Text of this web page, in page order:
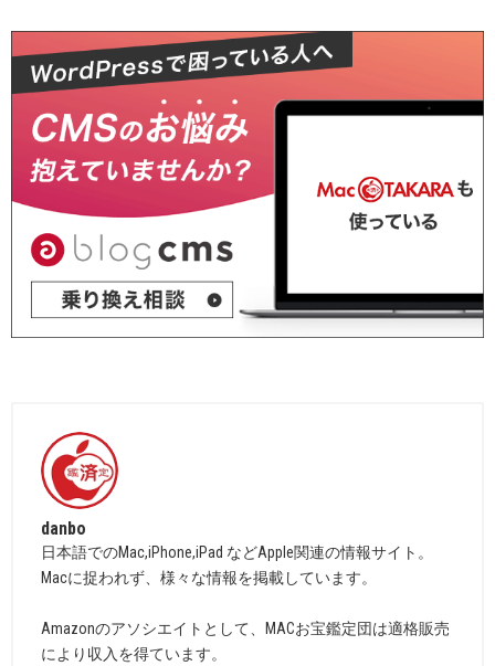
danbo
日本語でのMac,iPhone,iPad などApple関連の情報サイト。
Macに捉われず、様々な情報を掲載しています。
Amazonのアソシエイトとして、MACお宝鑑定団は適格販売
により収入を得ています。